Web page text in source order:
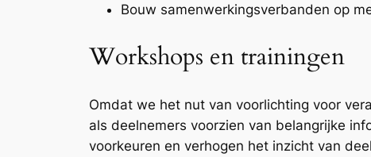
Bouw samenwerkingsverbanden op
Workshops en trainingen
Omdat we het nut van voorlichting voor
als deelnemers voorzien van belangrijke
voorkeuren en verhogen het inzicht van